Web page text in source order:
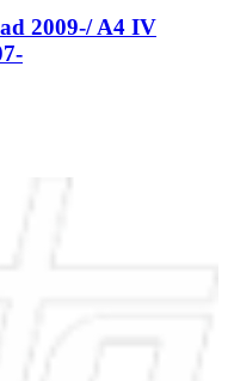
2009-/ A4 IV